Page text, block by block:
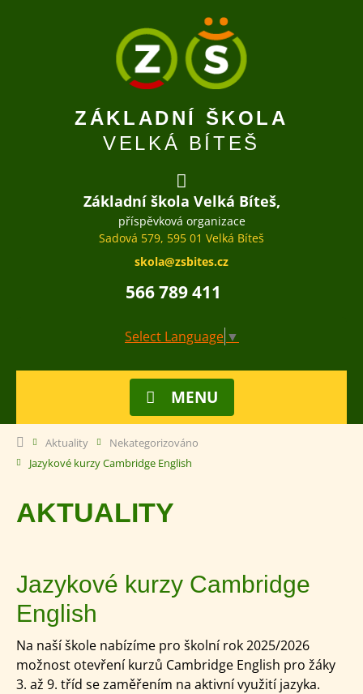
ZÁKLADNÍ ŠKOLA
VELKÁ BÍTEŠ
Základní škola Velká Bíteš,
příspěvková organizace
Sadová 579, 595 01 Velká Bíteš
skola@zsbites.cz
566 789 411
Select Language ▼
MENU
Aktuality
Nekategorizováno
Jazykové kurzy Cambridge English
AKTUALITY
Jazykové kurzy Cambridge
English
Na naší škole nabízíme pro školní rok 2025/2026
možnost otevření kurzů Cambridge English pro žáky
3. až 9. tříd se zaměřením na aktivní využití jazyka.